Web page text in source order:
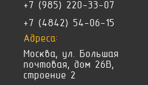
+7 (985) 220-33-07
+7 (4842) 54-06-15
Адреса:
Москва, ул. Большая
почтовая, дом 26В,
строение 2